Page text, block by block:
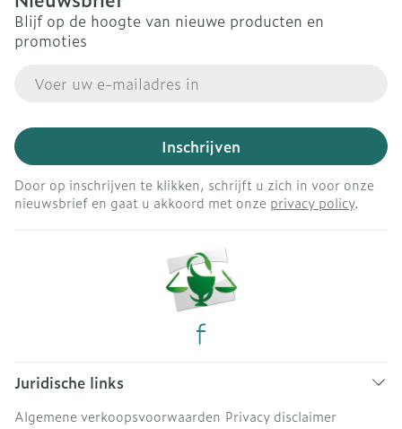
Blijf op de hoogte van nieuwe producten en
promoties
Inschrijven
Door op inschrijven te klikken, schrijft u zich in voor onze
nieuwsbrief en gaat u akkoord met onze privacy policy.
Juridische links
Algemene verkoopsvoorwaarden Privacy disclaimer